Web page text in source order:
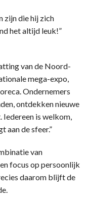
zijn die hij zich
het altijd leuk!”
van de Noord-
mega-expo,
Ondernemers
ontdekken nieuwe
Iedereen is welkom,
aan de sfeer.”
van
focus op persoonlijk
daarom blijft de